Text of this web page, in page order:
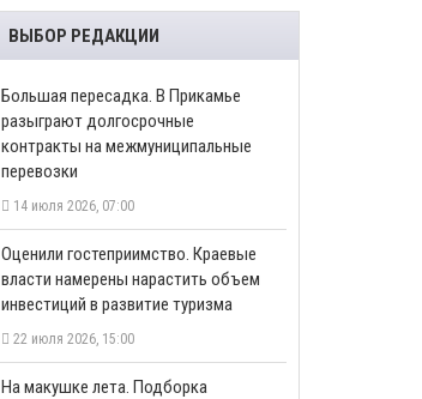
ВЫБОР РЕДАКЦИИ
Большая пересадка. В Прикамье
разыграют долгосрочные
контракты на межмуниципальные
перевозки
14 июля 2026, 07:00
Оценили гостеприимство. Краевые
власти намерены нарастить объем
инвестиций в развитие туризма
22 июля 2026, 15:00
На макушке лета. Подборка